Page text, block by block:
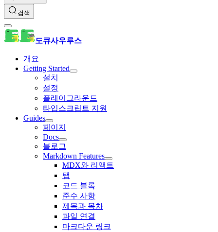
검색
도큐사우루스
개요
Getting Started
설치
설정
플레이그라운드
타입스크립트 지원
Guides
페이지
Docs
블로그
Markdown Features
MDX와 리액트
탭
코드 블록
준수 사항
제목과 목차
파일 연결
마크다운 링크